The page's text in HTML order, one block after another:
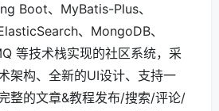
Boot、MyBatis-Plus、
、MongoDB、
等技术栈实现的社区系统，采
架构、全新的UI设计、支持一
整的文章&教程发布/搜索/评论/